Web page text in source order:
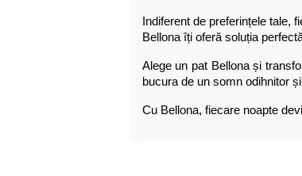
Indiferent de preferințele tale,
Bellona îți oferă soluția
Alege un pat Bellona și
bucura de un somn odihnitor
Cu Bellona, fiecare noapte